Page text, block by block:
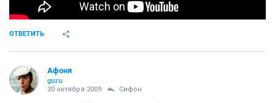
ОТВЕТИТЬ
Aфоня
guru
20 октября 2009 Сифон